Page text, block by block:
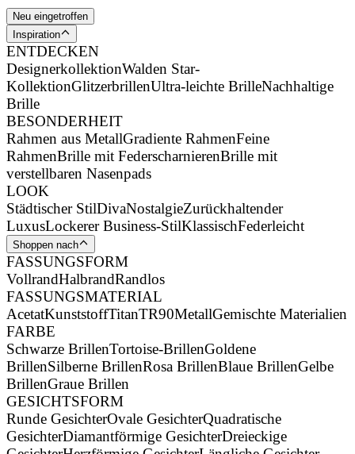
Neu eingetroffen
Inspiration
ENTDECKEN
DesignerkollektionWalden Star-
KollektionGlitzerbrillenUltra-leichte BrilleNachhaltige
Brille
BESONDERHEIT
Rahmen aus MetallGradiente RahmenFeine
RahmenBrille mit FederscharnierenBrille mit
verstellbaren Nasenpads
LOOK
Städtischer StilDivaNostalgieZurückhaltender
LuxusLockerer Business-StilKlassischFederleicht
Shoppen nach
FASSUNGSFORM
VollrandHalbrandRandlos
FASSUNGSMATERIAL
AcetatKunststoffTitanTR90MetallGemischte Materialien
FARBE
Schwarze BrillenTortoise-BrillenGoldene
BrillenSilberne BrillenRosa BrillenBlaue BrillenGelbe
BrillenGraue Brillen
GESICHTSFORM
Runde GesichterOvale GesichterQuadratische
GesichterDiamantförmige GesichterDreieckige